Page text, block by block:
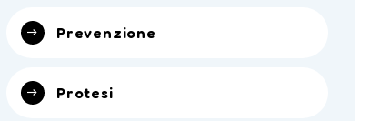
Prevenzione
Protesi